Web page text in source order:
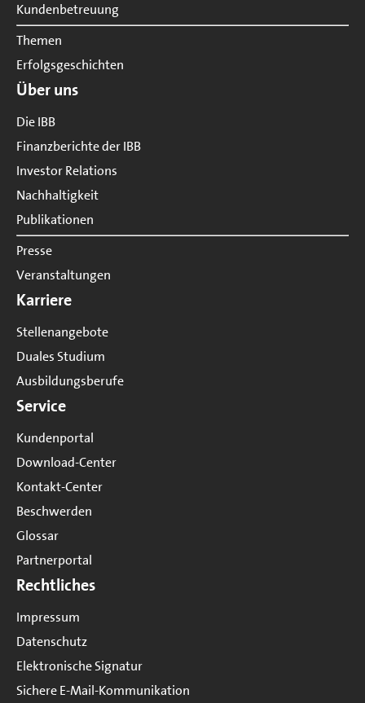
Kundenbetreuung
Themen
Erfolgsgeschichten
Über uns
Die IBB
Finanzberichte der IBB
Investor Relations
Nachhaltigkeit
Publikationen
Presse
Veranstaltungen
Karriere
Stellenangebote
Duales Studium
Ausbildungsberufe
Service
Kundenportal
Download-Center
Kontakt-Center
Beschwerden
Glossar
Partnerportal
Rechtliches
Impressum
Datenschutz
Elektronische Signatur
Sichere E-Mail-Kommunikation